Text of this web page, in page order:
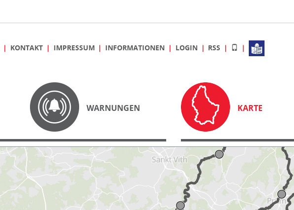
KONTAKT IMPRESSUM INFORMATIONEN LOGIN RSS
WARNUNGEN KARTE